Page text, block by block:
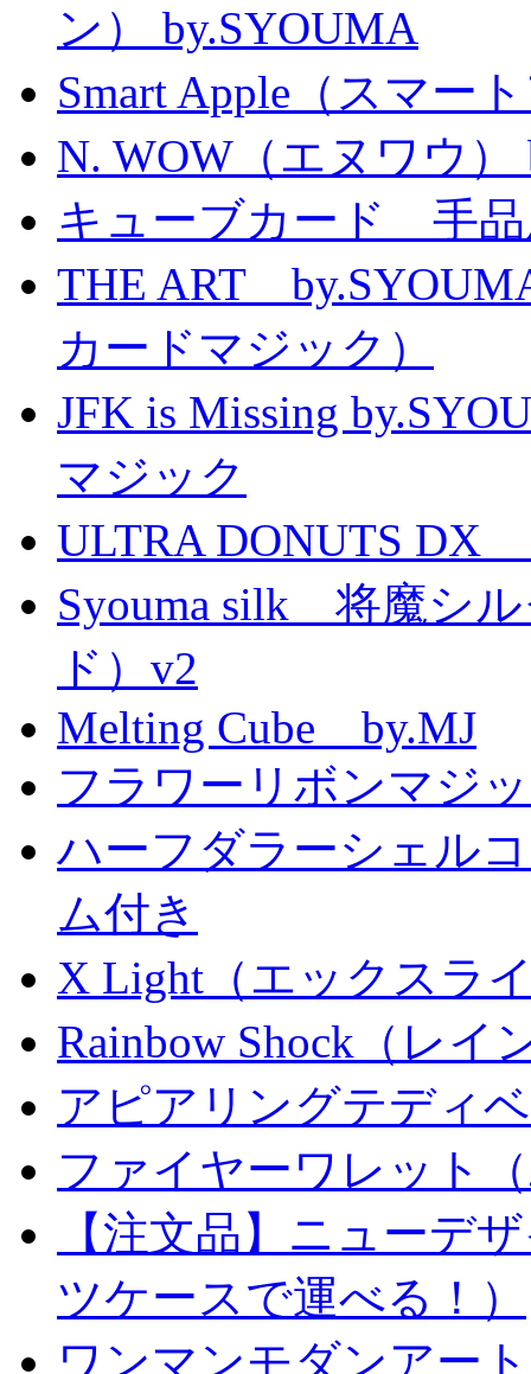
ン） by.SYOUMA
Smart Apple（スマー
N. WOW（エヌワウ）
キューブカード 手
THE ART
カードマジック）
JFK is Missing
マジック
ULTRA DONUTS DX
Syouma silk 将魔シ
ド）v2
Melting Cube by.MJ
フラワーリボンマジ
ハーフダラーシェル
ム付き
X Light（エックスラ
Rainbow Shock（レイ
アピアリングテディ
ファイヤーワレット
【注文品】ニューデ
ツケースで運べる！）
ワンマンモダンアート